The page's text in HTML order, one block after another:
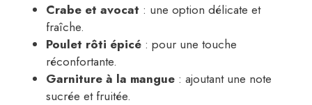
Crabe et avocat : une option délicate et
fraîche.
Poulet rôti épicé : pour une touche
réconfortante.
Garniture à la mangue : ajoutant une note
sucrée et fruitée.